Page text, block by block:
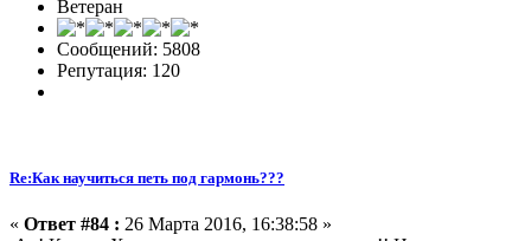
Ветеран
Сообщений: 5808
Репутация: 120
Re:Как научиться петь под гармонь???
« Ответ #84 : 26 Марта 2016, 16:38:58 »